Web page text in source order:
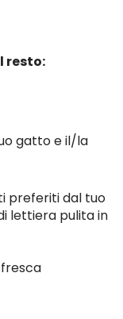
resto:
gatto e il/la
preferiti dal tuo
lettiera pulita in